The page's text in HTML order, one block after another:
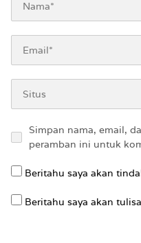
Simpan nama, email,
peramban ini untuk
Beritahu saya akan
Beritahu saya akan